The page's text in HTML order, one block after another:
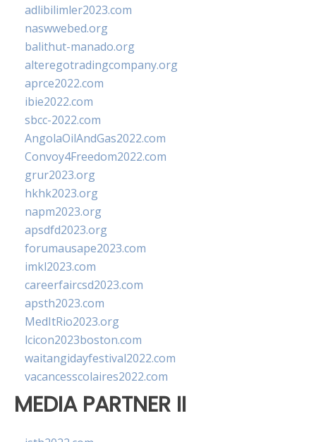
adlibilimler2023.com
naswwebed.org
balithut-manado.org
alteregotradingcompany.org
aprce2022.com
ibie2022.com
sbcc-2022.com
AngolaOilAndGas2022.com
Convoy4Freedom2022.com
grur2023.org
hkhk2023.org
napm2023.org
apsdfd2023.org
forumausape2023.com
imkl2023.com
careerfaircsd2023.com
apsth2023.com
MedItRio2023.org
lcicon2023boston.com
waitangidayfestival2022.com
vacancesscolaires2022.com
MEDIA PARTNER II